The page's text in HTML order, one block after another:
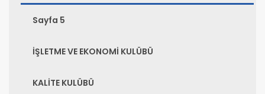
Sayfa 5
İŞLETME VE EKONOMİ KULÜBÜ
KALİTE KULÜBÜ